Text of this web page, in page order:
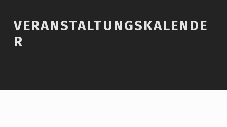
VERANSTALTUNGSKALENDE
R